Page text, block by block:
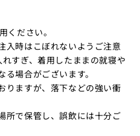
ください。
入時はこぼれないようご注意
すぎ、着用したままの就寝や
場合がございます。
りますが、落下などの強い衝
所で保管し、誤飲には十分ご